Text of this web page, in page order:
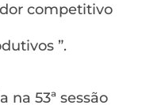
competitivo
”.
na 53ª sessão